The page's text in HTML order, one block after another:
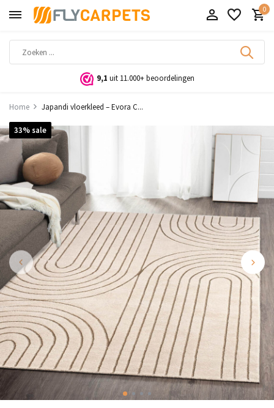
0
9,1 uit 11.000+ beoordelingen
Home Japandi vloerkleed – Evora C...
33% sale